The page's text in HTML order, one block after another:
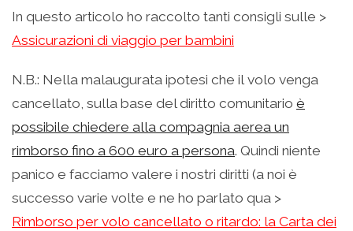
In questo articolo ho raccolto tanti consigli sulle >
Assicurazioni di viaggio per bambini
N.B.: Nella malaugurata ipotesi che il volo venga
cancellato, sulla base del diritto comunitario è
possibile chiedere alla compagnia aerea un
rimborso fino a 600 euro a persona. Quindi niente
panico e facciamo valere i nostri diritti (a noi è
successo varie volte e ne ho parlato qua >
Rimborso per volo cancellato o ritardo: la Carta dei